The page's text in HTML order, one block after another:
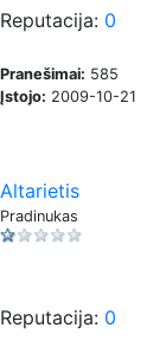
Reputacija: 0
Pranešimai: 585
Įstojo: 2009-10-21
Altarietis
Pradinukas
Reputacija: 0